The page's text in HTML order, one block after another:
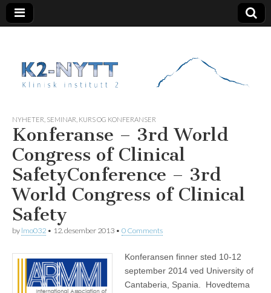
K2 Nytt
NYHETER SEMINAR, KURS OG KONFERANSER
Konferanse – 3rd World
Congress of Clinical
SafetyConference – 3rd
World Congress of Clinical
Safety
by lmo032 • 12. desember 2013 • 0 Comments
Konferansen finner sted 10-12
september 2014 ved University of
Cantaberia, Spania. Hovedtema